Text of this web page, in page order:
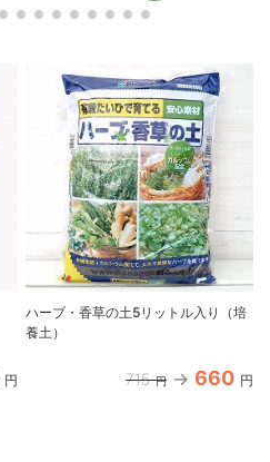
円
ハーブ・香草の土5リットル入り（培
養土）
715 円 660 円